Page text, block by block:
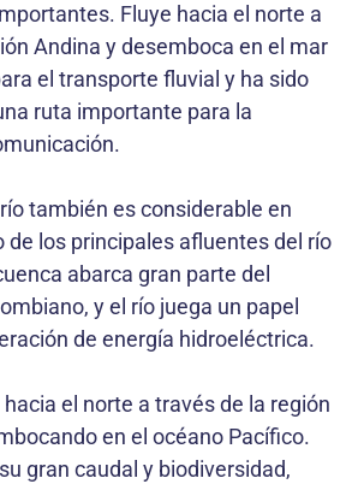
Fluye hacia el norte a
Andina y desemboca en el mar
el transporte fluvial y ha sido
ruta importante para la
también es considerable en
de los principales afluentes del río
abarca gran parte del
y el río juega un papel
de energía hidroeléctrica.
el norte a través de la región
en el océano Pacífico.
gran caudal y biodiversidad,